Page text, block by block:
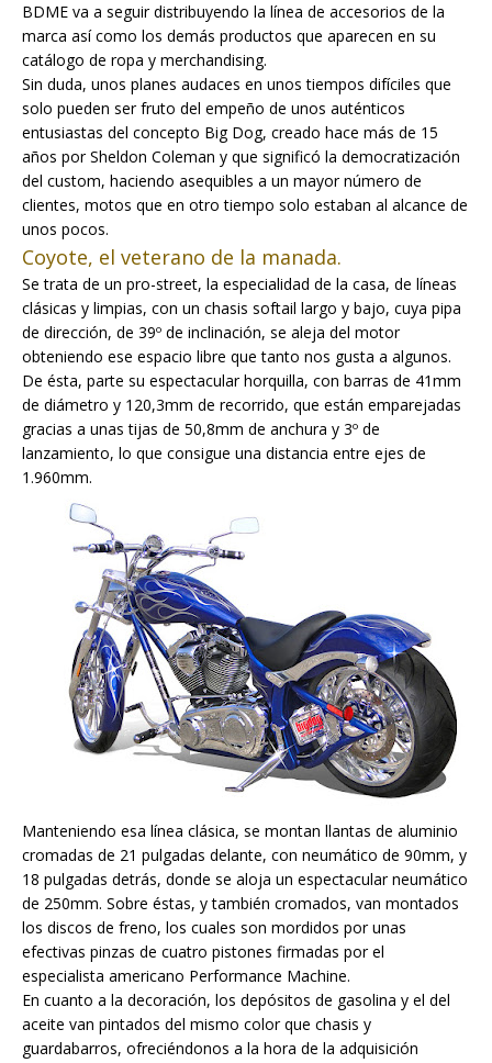
BDME va a seguir distribuyendo la línea de accesorios de la
marca así como los demás productos que aparecen en su
catálogo de ropa y merchandising.
Sin duda, unos planes audaces en unos tiempos difíciles que
solo pueden ser fruto del empeño de unos auténticos
entusiastas del concepto Big Dog, creado hace más de 15
años por Sheldon Coleman y que significó la democratización
del custom, haciendo asequibles a un mayor número de
clientes, motos que en otro tiempo solo estaban al alcance de
unos pocos.
Coyote, el veterano de la manada.
Se trata de un pro-street, la especialidad de la casa, de líneas
clásicas y limpias, con un chasis softail largo y bajo, cuya pipa
de dirección, de 39º de inclinación, se aleja del motor
obteniendo ese espacio libre que tanto nos gusta a algunos.
De ésta, parte su espectacular horquilla, con barras de 41mm
de diámetro y 120,3mm de recorrido, que están emparejadas
gracias a unas tijas de 50,8mm de anchura y 3º de
lanzamiento, lo que consigue una distancia entre ejes de
1.960mm.
Manteniendo esa línea clásica, se montan llantas de aluminio
cromadas de 21 pulgadas delante, con neumático de 90mm, y
18 pulgadas detrás, donde se aloja un espectacular neumático
de 250mm. Sobre éstas, y también cromados, van montados
los discos de freno, los cuales son mordidos por unas
efectivas pinzas de cuatro pistones firmadas por el
especialista americano Performance Machine.
En cuanto a la decoración, los depósitos de gasolina y el del
aceite van pintados del mismo color que chasis y
guardabarros, ofreciéndonos a la hora de la adquisición